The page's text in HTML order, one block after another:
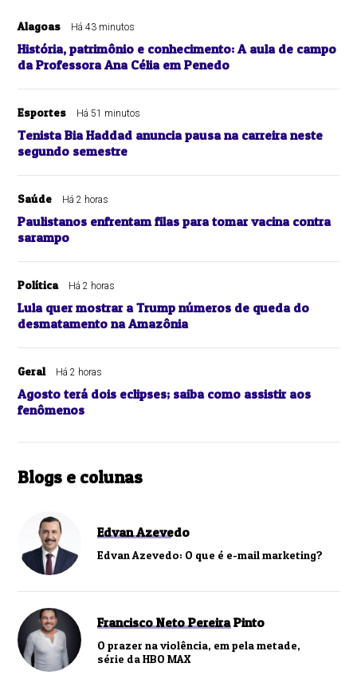
Alagoas Há 43 minutos
História, patrimônio e conhecimento: A aula de campo
da Professora Ana Célia em Penedo
Esportes Há 51 minutos
Tenista Bia Haddad anuncia pausa na carreira neste
segundo semestre
Saúde Há 2 horas
Paulistanos enfrentam filas para tomar vacina contra
sarampo
Política Há 2 horas
Lula quer mostrar a Trump números de queda do
desmatamento na Amazônia
Geral Há 2 horas
Agosto terá dois eclipses; saiba como assistir aos
fenômenos
Blogs e colunas
Edvan Azevedo
Edvan Azevedo: O que é e-mail marketing?
Francisco Neto Pereira Pinto
O prazer na violência, em pela metade,
série da HBO MAX